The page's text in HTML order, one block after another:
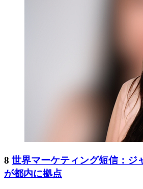
8 世界マーケティング短信：ジ
が都内に拠点